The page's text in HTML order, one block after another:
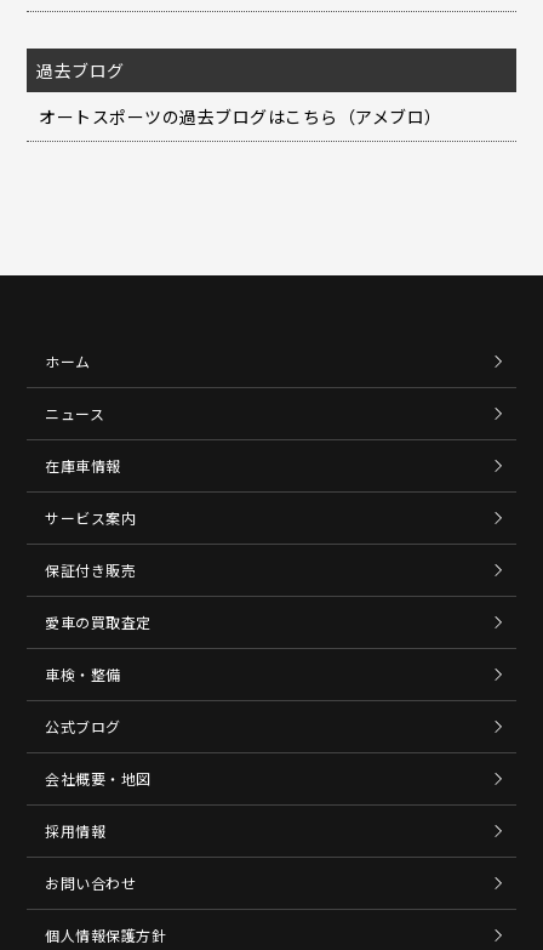
過去ブログ
オートスポーツの過去ブログはこちら（アメブロ）
ホーム
ニュース
在庫車情報
サービス案内
保証付き販売
愛車の買取査定
車検・整備
公式ブログ
会社概要・地図
採用情報
お問い合わせ
個人情報保護方針